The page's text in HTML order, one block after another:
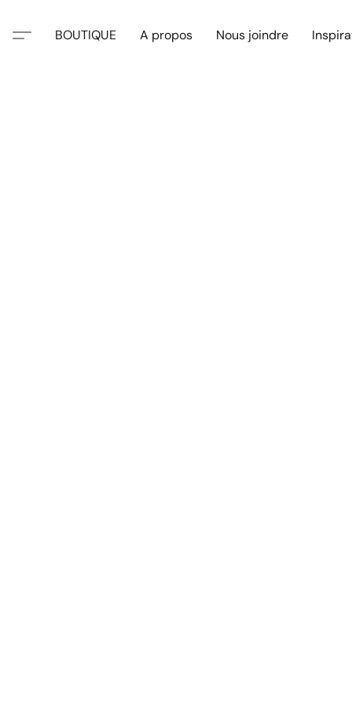
BOUTIQUE A propos Nous joindre